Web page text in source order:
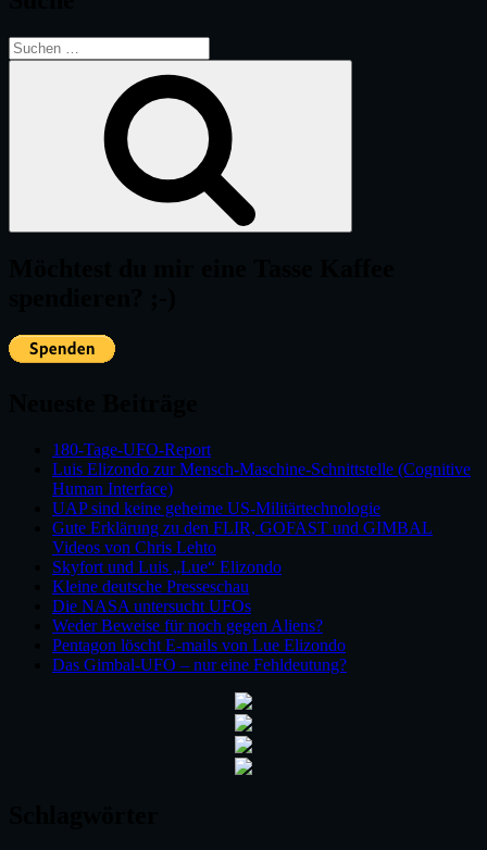
Suche
nach:
180-Tage-UFO-Report
Luis Elizondo zur Mensch-Maschine-Schnittstelle (Cognitive
Human Interface)
UAP sind keine geheime US-Militärtechnologie
Gute Erklärung zu den FLIR, GOFAST und GIMBAL
Videos von Chris Lehto
Skyfort und Luis „Lue“ Elizondo
Kleine deutsche Presseschau
Die NASA untersucht UFOs
Weder Beweise für noch gegen Aliens?
Pentagon löscht E-mails von Lue Elizondo
Das Gimbal-UFO – nur eine Fehldeutung?